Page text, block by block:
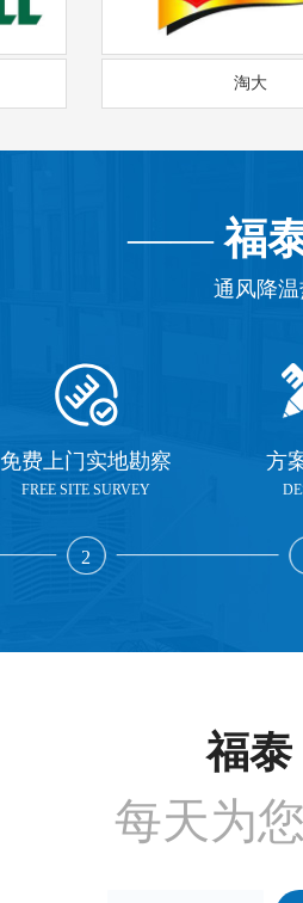
淘大
——福
通风降
免费上门实地勘察
FREE SITE SURVEY
2
方
福泰
每天为